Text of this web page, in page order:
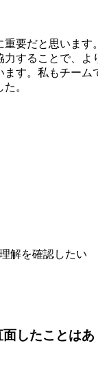
重要だと思います
力することで、よ
ます。私もチーム
。
解を確認したい
したことはあ